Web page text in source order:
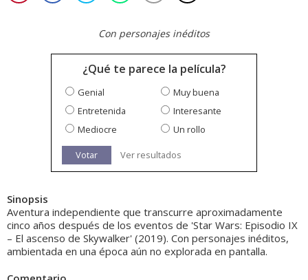
Con personajes inéditos
¿Qué te parece la película?
Genial
Muy buena
Entretenida
Interesante
Mediocre
Un rollo
Votar Ver resultados
Sinopsis
Aventura independiente que transcurre aproximadamente
cinco años después de los eventos de 'Star Wars: Episodio IX
– El ascenso de Skywalker' (2019). Con personajes inéditos,
ambientada en una época aún no explorada en pantalla.